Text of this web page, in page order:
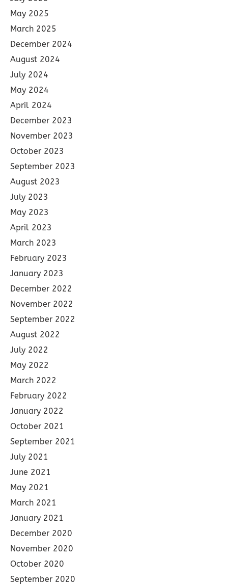
May 2025
March 2025
December 2024
August 2024
July 2024
May 2024
April 2024
December 2023
November 2023
October 2023
September 2023
August 2023
July 2023
May 2023
April 2023
March 2023
February 2023
January 2023
December 2022
November 2022
September 2022
August 2022
July 2022
May 2022
March 2022
February 2022
January 2022
October 2021
September 2021
July 2021
June 2021
May 2021
March 2021
January 2021
December 2020
November 2020
October 2020
September 2020